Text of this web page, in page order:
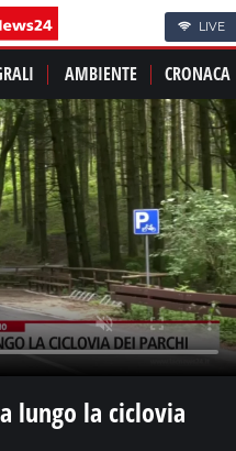
LIVE
AMBIENTE CRONACA
lungo la ciclovia